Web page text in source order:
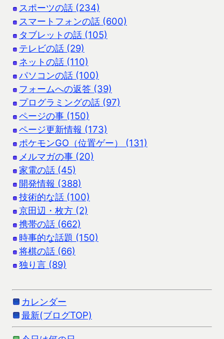
スポーツの話 (234)
スマートフォンの話 (600)
タブレットの話 (105)
テレビの話 (29)
ネットの話 (110)
パソコンの話 (100)
フォームへの返答 (39)
プログラミングの話 (97)
ページの事 (150)
ページ更新情報 (173)
ポケモンGO（位置ゲー） (131)
メルマガの事 (20)
家電の話 (45)
開発情報 (388)
技術的な話 (100)
京田辺・枚方 (2)
携帯の話 (662)
時事的な話題 (150)
将棋の話 (66)
独り言 (89)
カレンダー
最新(ブログTOP)